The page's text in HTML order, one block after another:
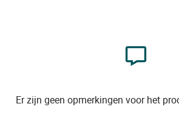
Er zijn geen opmerkingen voor het